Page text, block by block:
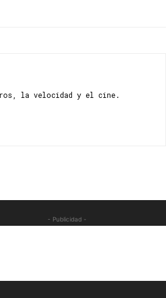
la velocidad y el cine.
- Publicidad -